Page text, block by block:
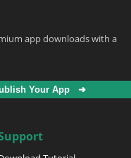
app downloads with a
Your App ➜